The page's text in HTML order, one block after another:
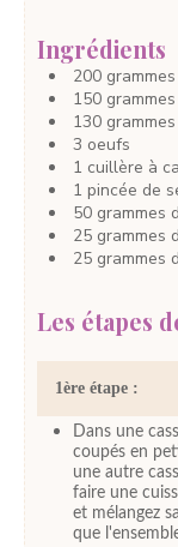
Ingrédients
200 grammes
150 grammes
130 grammes
3 oeufs
1 cuillère à
1 pincée de
50 grammes
25 grammes
25 grammes
Les étapes
1ère étape :
Dans une
coupés en
une autre
faire une
et mélangez
que